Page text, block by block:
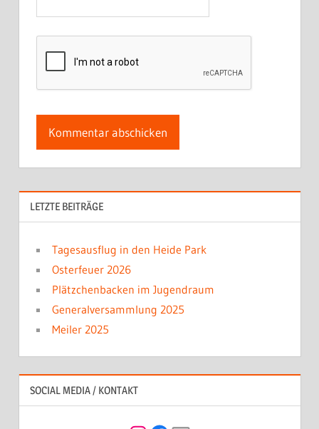
LETZTE BEITRÄGE
Tagesausflug in den Heide Park
Osterfeuer 2026
Plätzchenbacken im Jugendraum
Generalversammlung 2025
Meiler 2025
SOCIAL MEDIA / KONTAKT